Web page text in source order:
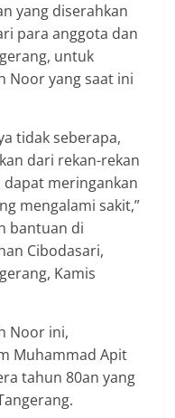
yang diserahkan
para anggota dan
untuk
Noor yang saat ini
tidak seberapa,
dari rekan-rekan
dapat meringankan
mengalami sakit,”
bantuan di
Cibodasari,
Kamis
Noor ini,
Muhammad Apit
tahun 80an yang